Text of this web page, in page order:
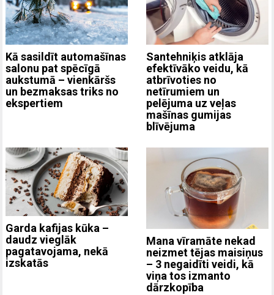
Kā sasildīt automašīnas
salonu pat spēcīgā
aukstumā – vienkāršs
un bezmaksas triks no
ekspertiem
Santehniķis atklāja
efektīvāko veidu, kā
atbrīvoties no
netīrumiem un
pelējuma uz veļas
mašīnas gumijas
blīvējuma
Garda kafijas kūka –
daudz vieglāk
pagatavojama, nekā
izskatās
Mana vīramāte nekad
neizmet tējas maisiņus
– 3 negaidīti veidi, kā
viņa tos izmanto
dārzkopība